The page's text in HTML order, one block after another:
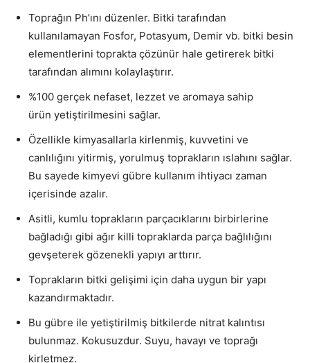
Toprağın Ph’ını düzenler. Bitki tarafından
kullanılamayan Fosfor, Potasyum, Demir vb. bitki besin
elementlerini toprakta çözünür hale getirerek bitki
tarafından alımını kolaylaştırır.
%100 gerçek nefaset, lezzet ve aromaya sahip
ürün yetiştirilmesini sağlar.
Özellikle kimyasallarla kirlenmiş, kuvvetini ve
canlılığını yitirmiş, yorulmuş toprakların ıslahını sağlar.
Bu sayede kimyevi gübre kullanım ihtiyacı zaman
içerisinde azalır.
Asitli, kumlu toprakların parçacıklarını birbirlerine
bağladığı gibi ağır killi topraklarda parça bağlılığını
gevşeterek gözenekli yapıyı arttırır.
Toprakların bitki gelişimi için daha uygun bir yapı
kazandırmaktadır.
Bu gübre ile yetiştirilmiş bitkilerde nitrat kalıntısı
bulunmaz. Kokusuzdur. Suyu, havayı ve toprağı
kirletmez.